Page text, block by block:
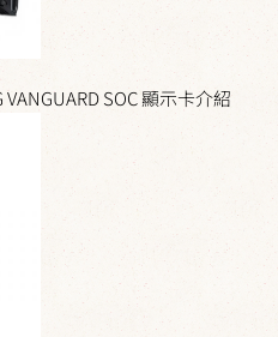
VANGUARD SOC 顯示卡介紹